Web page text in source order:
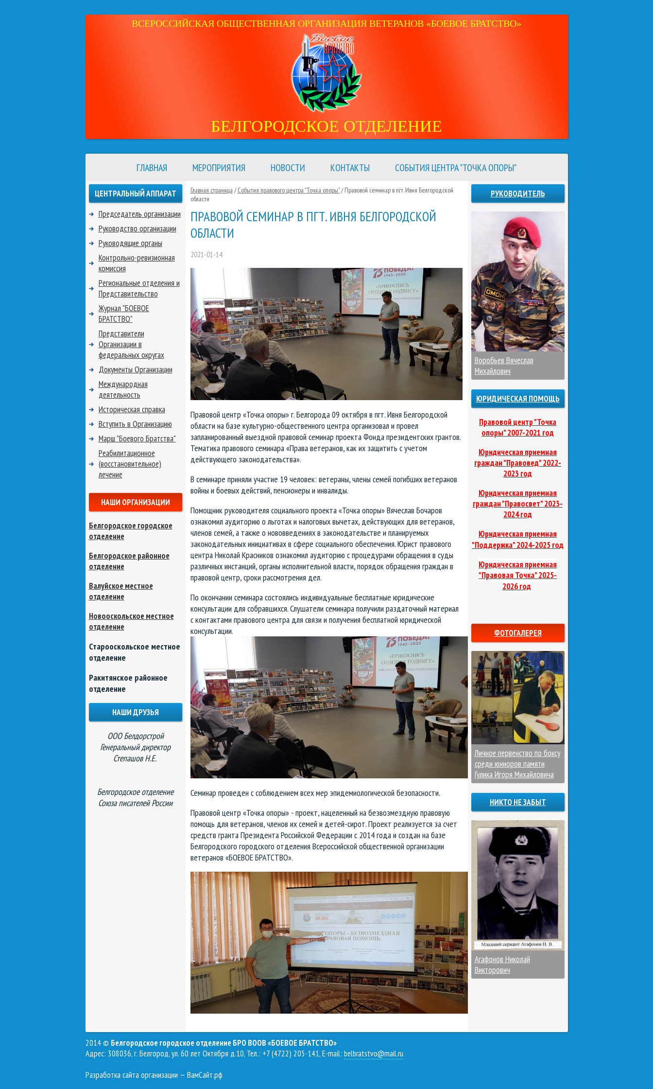
ВСЕРОССИЙСКАЯ ОБЩЕСТВЕННАЯ ОРГАНИЗАЦИЯ ВЕТЕРАНОВ «БОЕВОЕ БРАТСТВО»
БЕЛГОРОДСКОЕ ОТДЕЛЕНИЕ
ГЛАВНАЯ МЕРОПРИЯТИЯ НОВОСТИ КОНТАКТЫ СОБЫТИЯ ЦЕНТРА "ТОЧКА ОПОРЫ"
Главная страница /События правового центра "Точка опоры"/Правовой семинар в пгт. Ивня Белгородской
области
ПРАВОВОЙ СЕМИНАР В ПГТ. ИВНЯ БЕЛГОРОДСКОЙ
ОБЛАСТИ
2021-01-14
Правовой центр «Точка опоры» г. Белгорода 09 октября в пгт. Ивня Белгородской
области на базе культурно-общественного центра организовал и провел
запланированный выездной правовой семинар проекта Фонда президентских грантов.
Тематика правового семинара «Права ветеранов, как их защитить с учетом
действующего законодательства».
В семинаре приняли участие 19 человек: ветераны, члены семей погибших ветеранов
войны и боевых действий, пенсионеры и инвалиды.
Помощник руководителя социального проекта «Точка опоры» Вячеслав Бочаров
ознакомил аудиторию о льготах и налоговых вычетах, действующих для ветеранов,
членов семей, а также о нововведениях в законодательстве и планируемых
законодательных инициативах в сфере социального обеспечения. Юрист правового
центра Николай Красников ознакомил аудиторию с процедурами обращения в суды
различных инстанций, органы исполнительной власти, порядок обращения граждан в
правовой центр, сроки рассмотрения дел.
По окончании семинара состоялись индивидуальные бесплатные юридические
консультации для собравшихся. Слушатели семинара получили раздаточный материал
с контактами правового центра для связи и получения бесплатной юридической
консультации.
Семинар проведен с соблюдением всех мер эпидемиологической безопасности.
Правовой центр «Точка опоры» - проект, нацеленный на безвозмездную правовую
помощь для ветеранов, членов их семей и детей-сирот. Проект реализуется за счет
средств гранта Президента Российской Федерации с 2014 года и создан на базе
Белгородского городского отделения Всероссийской общественной организации
ветеранов «БОЕВОЕ БРАТСТВО».
ЦЕНТРАЛЬНЫЙ АППАРАТ
Председатель организации
Руководство организации
Руководящие органы
Контрольно-ревизионная
комиссия
Региональные отделения и
Представительство
Журнал "БОЕВОЕ
БРАТСТВО"
Представители
Организации в
федеральных округах
Документы Организации
Международная
деятельность
Историческая справка
Вступить в Организацию
Марш "Боевого Братства"
Реабилитационное
(восстановительное)
лечение
НАШИ ОРГАНИЗАЦИИ
Белгородское городское
отделение
Белгородское районное
отделение
Валуйское местное
отделение
Новооскольское местное
отделение
Старооскольское местное
отделение
Ракитянское районное
отделение
НАШИ ДРУЗЬЯ
ООО Белдорстрой
Генеральный директор
Степашов Н.Е.
Белгородское отделение
Союза писателей России
РУКОВОДИТЕЛЬ
Воробьев Вячеслав
Михайлович
ЮРИДИЧЕСКАЯ ПОМОЩЬ
Правовой центр "Точка
опоры" 2007-2021 год
Юридическая приемная
граждан "Правовед"2022-
2023 год
Юридическая приемная
граждан "Правосвет"2023-
2024 год
Юридическая приемная
"Поддержка"2024-2025 год
Юридическая приемная
"Правовая Точка"2025-
2026 год
ФОТОГАЛЕРЕЯ
Личное первенство по боксу
среди юниоров памяти
Гулика Игоря Михайловича
НИКТО НЕ ЗАБЫТ
Агафонов Николай
Викторович
2014 © Белгородское городское отделение БРО ВООВ «БОЕВОЕ БРАТСТВО»
Адрес: 308036, г. Белгород, ул. 60 лет Октября д.10, Тел.: +7 (4722) 205-141, E-mail: belbratstvo@mail.ru
Разработка сайта организации — ВамСайт.рф